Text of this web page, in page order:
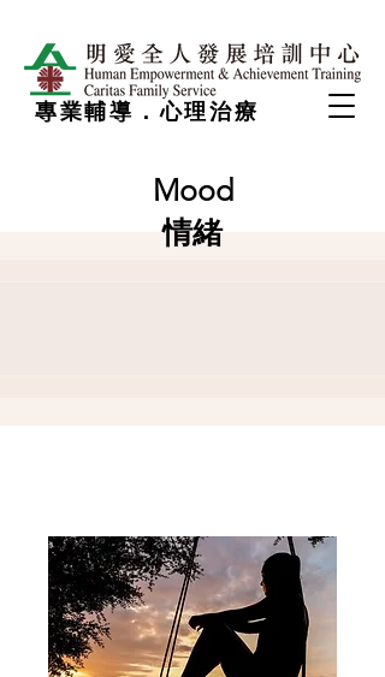
專業輔導．心理治療
Mood
情緒